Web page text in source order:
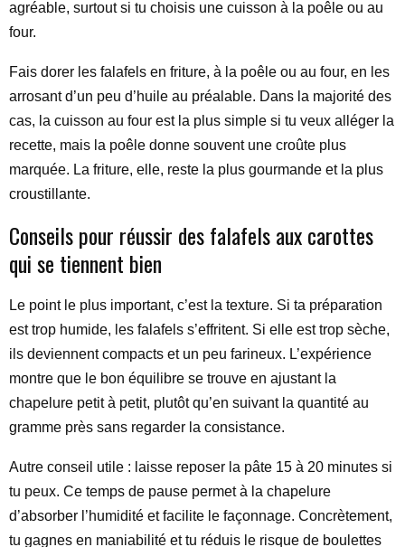
agréable, surtout si tu choisis une cuisson à la poêle ou au
four.
Fais dorer les falafels en friture, à la poêle ou au four, en les
arrosant d’un peu d’huile au préalable. Dans la majorité des
cas, la cuisson au four est la plus simple si tu veux alléger la
recette, mais la poêle donne souvent une croûte plus
marquée. La friture, elle, reste la plus gourmande et la plus
croustillante.
Conseils pour réussir des falafels aux carottes
qui se tiennent bien
Le point le plus important, c’est la texture. Si ta préparation
est trop humide, les falafels s’effritent. Si elle est trop sèche,
ils deviennent compacts et un peu farineux. L’expérience
montre que le bon équilibre se trouve en ajustant la
chapelure petit à petit, plutôt qu’en suivant la quantité au
gramme près sans regarder la consistance.
Autre conseil utile : laisse reposer la pâte 15 à 20 minutes si
tu peux. Ce temps de pause permet à la chapelure
d’absorber l’humidité et facilite le façonnage. Concrètement,
tu gagnes en maniabilité et tu réduis le risque de boulettes